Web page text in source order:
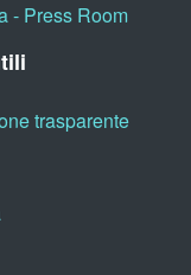
- Press Room
trasparente